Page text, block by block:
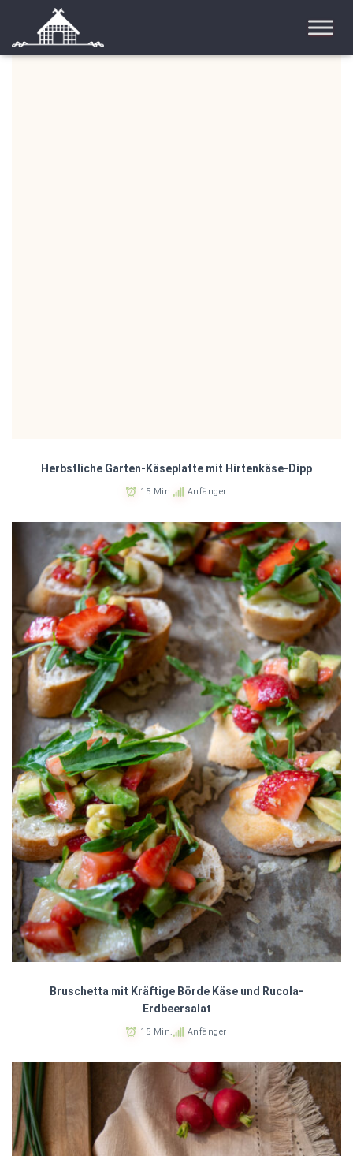
Herbstliche Garten-Käseplatte mit Hirtenkäse-Dipp
15 Min. Anfänger
Bruschetta mit Kräftige Börde Käse und Rucola-
Erdbeersalat
15 Min. Anfänger